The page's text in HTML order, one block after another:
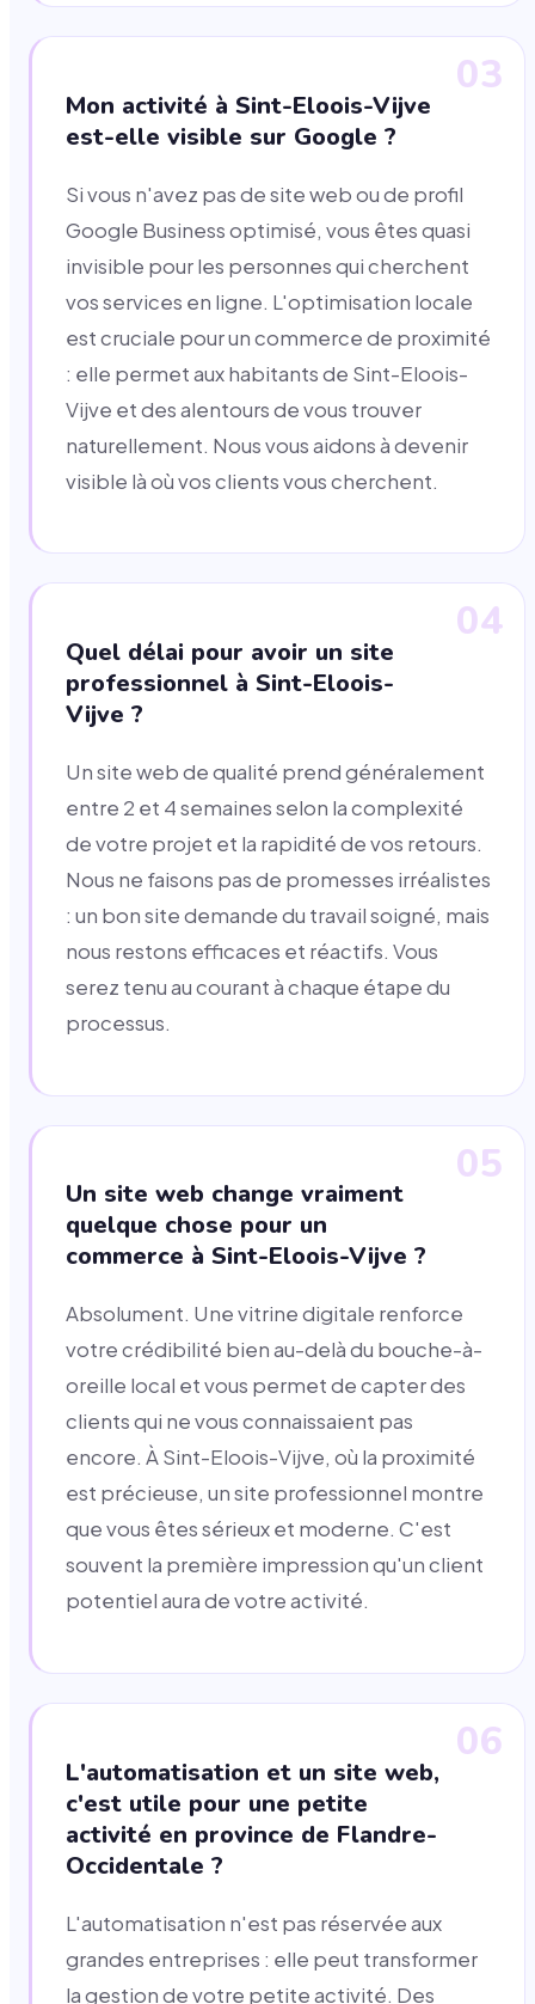
03
Mon activité à Sint-Eloois-Vijve
est-elle visible sur Google ?
Si vous n'avez pas de site web ou de profil
Google Business optimisé, vous êtes quasi
invisible pour les personnes qui cherchent
vos services en ligne. L'optimisation locale
est cruciale pour un commerce de proximité
: elle permet aux habitants de Sint-Eloois-
Vijve et des alentours de vous trouver
naturellement. Nous vous aidons à devenir
visible là où vos clients vous cherchent.
04
Quel délai pour avoir un site
professionnel à Sint-Eloois-
Vijve ?
Un site web de qualité prend généralement
entre 2 et 4 semaines selon la complexité
de votre projet et la rapidité de vos retours.
Nous ne faisons pas de promesses irréalistes
: un bon site demande du travail soigné, mais
nous restons efficaces et réactifs. Vous
serez tenu au courant à chaque étape du
processus.
05
Un site web change vraiment
quelque chose pour un
commerce à Sint-Eloois-Vijve ?
Absolument. Une vitrine digitale renforce
votre crédibilité bien au-delà du bouche-à-
oreille local et vous permet de capter des
clients qui ne vous connaissaient pas
encore. À Sint-Eloois-Vijve, où la proximité
est précieuse, un site professionnel montre
que vous êtes sérieux et moderne. C'est
souvent la première impression qu'un client
potentiel aura de votre activité.
06
L'automatisation et un site web,
c'est utile pour une petite
activité en province de Flandre-
Occidentale ?
L'automatisation n'est pas réservée aux
grandes entreprises : elle peut transformer
la gestion de votre petite activité. Des